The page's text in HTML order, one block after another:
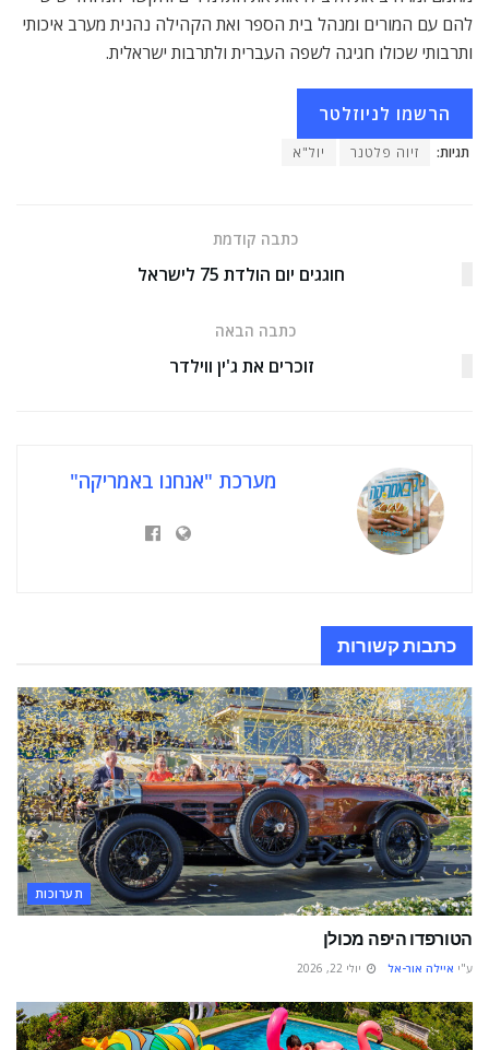
להם עם המורים ומנהל בית הספר ואת הקהילה נהנית מערב איכותי
ותרבותי שכולו חגיגה לשפה העברית ולתרבות ישראלית.
הרשמו לניוזלטר
תגיות: זיוה פלטנר יול"א
כתבה קודמת
חוגגים יום הולדת 75 לישראל
כתבה הבאה
זוכרים את ג'ין ווילדר
מערכת "אנחנו באמריקה"
כתבותקשורות
תערוכות
הטורפדו היפה מכולן
ע"י איילה אור-אל יולי 22, 2026